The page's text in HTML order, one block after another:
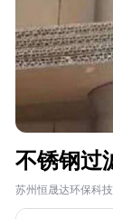
不锈钢过
苏州恒晟达环保科